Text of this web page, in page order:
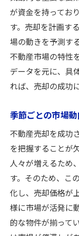
が資金を持ってお
す。売却を計画す
場の動きを予測す
不動産市場の特性
データを元に、具
れば、売却の成功
季節ごとの市場
不動産売却を成功
を把握することが
人々が増えるため
す。そのため、こ
化し、売却価格が
様に市場が活発に
的な物件が揃って